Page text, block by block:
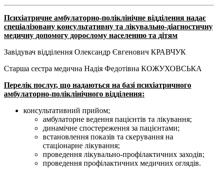
Психіатричне амбулаторно-поліклінічне відділення надає
спеціалізовану консультативну та лікувально-діагностичну
медичну допомогу дорослому населенню та дітям
Завідувач відділення Олександр Євгенович КРАВЧУК
Старша сестра медична Надія Федотівна КОЖУХОВСЬКА
Перелік послуг, що надаються на базі психіатричного
амбулаторно-поліклінічного відділення:
консультативний прийом;
амбулаторне ведення пацієнтів та лікування;
динамічне спостереження за пацієнтами;
встановлення показів та скерування на
стаціонарне лікування;
проведення лікувально-профілактичних заходів;
проведення профілактичних медичних оглядів.